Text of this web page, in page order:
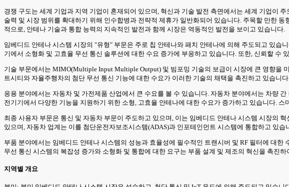
경쟁 구도는 세계 기업과 지역 기업이 혼재되어 있으며, 혁신과 기술 발전 측면에서는 세계 기업이
술력 및 시장 범위를 확대하기 위해 인수합병과 전략적 제휴가 일반화되어 있습니다. 주목할 만한
적으로, 안테나 기술과 통합 능력의 지속적인 발전과 함께 시장은 역동적인 발전을 보이고 있습니다.
임베디드 안테나 시스템 시장의 "유형" 부문은 주로 칩 안테나와 패치 안테나에 의해 주도되고 있습
기에서 소형화 및 고효율 무선 통신 솔루션에 대한 수요 증가에 부응하고 있습니다. 또한, 신뢰할
기술 부문에서는 MIMO(Multiple Input Multiple Output) 및 빔포밍 기술의 보급이 시장에 큰 영향을
트시티와 자율주행차의 첨단 무선 통신 기능에 대한 수요가 이러한 기술의 채택을 촉진하고 있습니
응용 분야에서는 자동차 및 가전제품 산업에서 큰 수요를 볼 수 있습니다. 자동차 분야에서는 차량
전기기에서 다양한 기능을 지원하기 위한 소형, 고효율 안테나에 대한 수요가 증가하고 있습니다.
최종 사용자 부문은 통신 및 자동차 부문이 주도하고 있으며, 이는 임베디드 안테나 시스템 시장의
있으며, 자동차 업계는 이를 첨단운전자보조시스템(ADAS)과 인포테인먼트 시스템에 통합하고 있
부품 분야에서는 임베디드 안테나 시스템의 성능과 효율성에 필수적인 트랜시버 및 RF 필터에 대
무선 통신 시스템의 복잡성 증가와 소형화 및 통합에 대한 요구는 부품 설계 및 제조의 혁신을 촉진
지역별 개요